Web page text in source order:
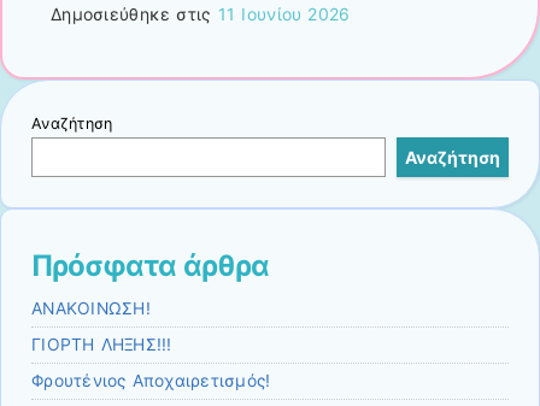
Δημοσιεύθηκε στις 11 Ιουνίου 2026
Αναζήτηση
Αναζήτηση
Πρόσφατα άρθρα
ΑΝΑΚΟΙΝΩΣΗ!
ΓΙΟΡΤΗ ΛΗΞΗΣ!!!
Φρουτένιος Αποχαιρετισμός!